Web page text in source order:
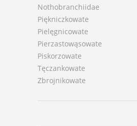
Nothobranchiidae
Piękniczkowate
Pielęgnicowate
Pierzastowąsowate
Piskorzowate
Tęczankowate
Zbrojnikowate